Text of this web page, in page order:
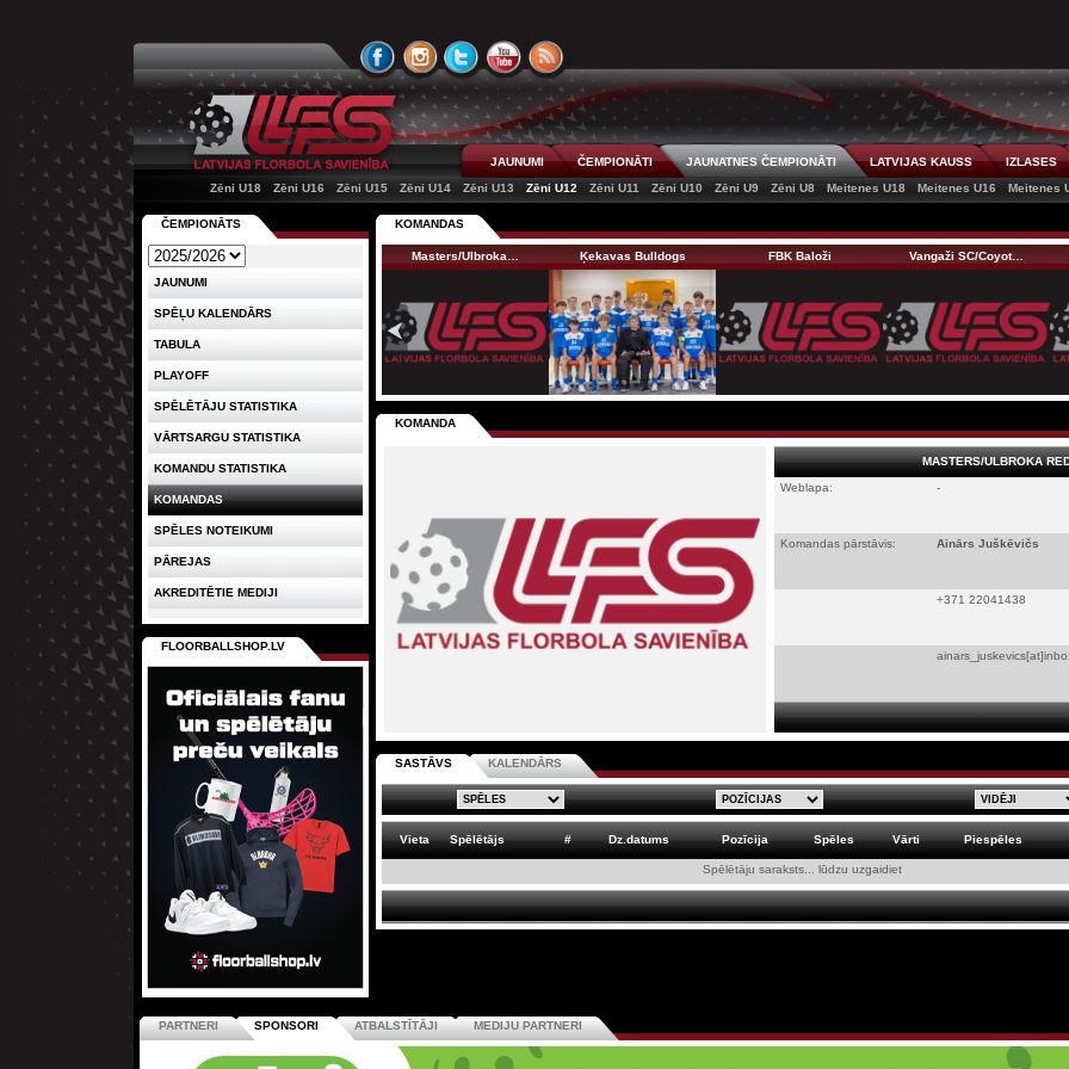
JAUNUMI ČEMPIONĀTI JAUNATNES ČEMPIONĀTI LATVIJAS KAUSS IZLASES
Zēni U18
Zēni U16 Zēni U15 Zēni U14 Zēni U13 Zēni U12 Zēni U11 Zēni U10 Zēni U9 Zēni U8 Meitenes U18 Meitenes U16 Meitenes
KOMANDAS
Masters/Ulbroka… Ķekavas Bulldogs FBK Baloži Vangaži SC/Coyot…
KOMANDA
MASTERS/ULBROKA
Weblapa:
-
Komandas pārstāvis: Ainārs Juškēvičs
+371 22041438
SASTĀVS KALENDĀRS
Vieta Spēlētājs # Dz.datums Pozīcija Spēles Vārti Piespēles
Spēlētāju saraksts... lūdzu uzgaidiet
ČEMPIONĀTS
JAUNUMI
SPĒĻU KALENDĀRS
TABULA
PLAYOFF
SPĒLĒTĀJU STATISTIKA
VĀRTSARGU STATISTIKA
KOMANDU STATISTIKA
KOMANDAS
SPĒLES NOTEIKUMI
PĀREJAS
AKREDITĒTIE MEDIJI
FLOORBALLSHOP.LV
PARTNERI SPONSORI ATBALSTĪTĀJI MEDIJU PARTNERI